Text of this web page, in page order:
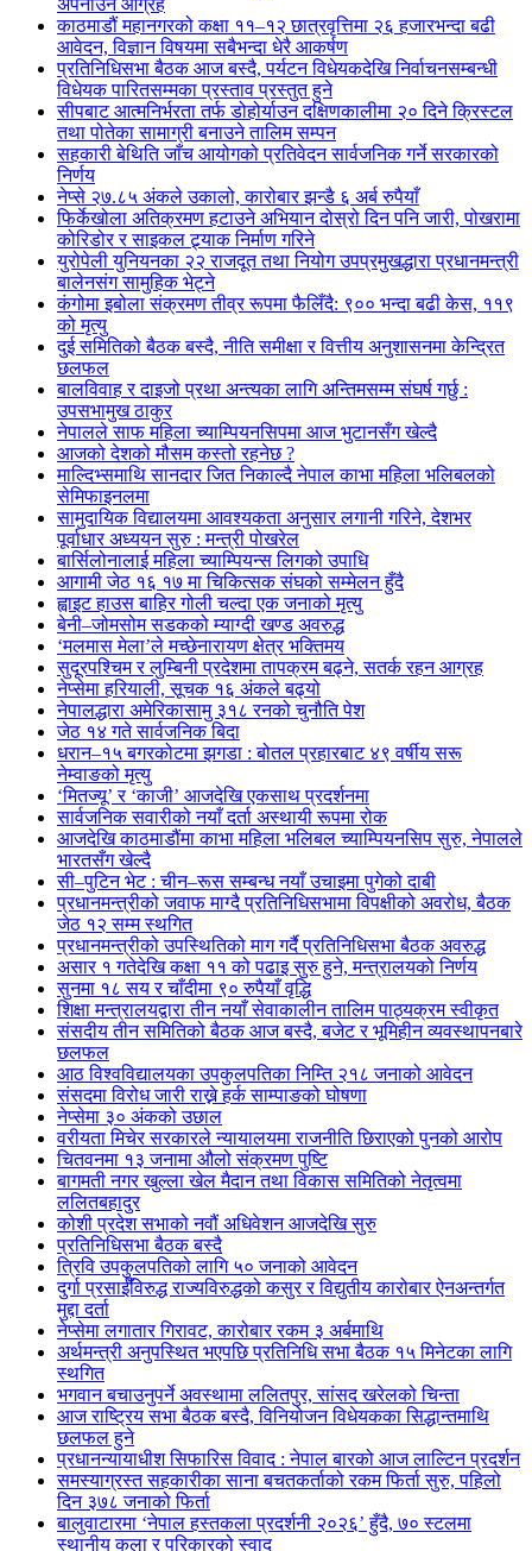
अपनाउन आग्रह
काठमाडौं महानगरको कक्षा ११–१२ छात्रवृत्तिमा २६ हजारभन्दा बढी
आवेदन, विज्ञान विषयमा सबैभन्दा धेरै आकर्षण
प्रतिनिधिसभा बैठक आज बस्दै, पर्यटन विधेयकदेखि निर्वाचनसम्बन्धी
विधेयक पारितसम्मका प्रस्ताव प्रस्तुत हुने
सीपबाट आत्मनिर्भरता तर्फ डोहोर्याउन दक्षिणकालीमा २० दिने क्रिस्टल
तथा पोतेका सामाग्री बनाउने तालिम सम्पन
सहकारी बेथिति जाँच आयोगको प्रतिवेदन सार्वजनिक गर्ने सरकारको
निर्णय
नेप्से २७.८५ अंकले उकालो, कारोबार झन्डै ६ अर्ब रुपैयाँ
फिर्केखोला अतिक्रमण हटाउने अभियान दोस्रो दिन पनि जारी, पोखरामा
कोरिडोर र साइकल ट्र्याक निर्माण गरिने
युरोपेली युनियनका २२ राजदूत तथा नियोग उपप्रमुखद्धारा प्रधानमन्त्री
बालेनसंग सामुहिक भेट्ने
कंगोमा इबोला संक्रमण तीव्र रूपमा फैलिँदै: ९०० भन्दा बढी केस, ११९
को मृत्यु
दुई समितिको बैठक बस्दै, नीति समीक्षा र वित्तीय अनुशासनमा केन्द्रित
छलफल
बालविवाह र दाइजो प्रथा अन्त्यका लागि अन्तिमसम्म संघर्ष गर्छु :
उपसभामुख ठाकुर
नेपालले साफ महिला च्याम्पियनसिपमा आज भुटानसँग खेल्दै
आजको देशको मौसम कस्तो रहनेछ ?
माल्दिभ्समाथि सानदार जित निकाल्दै नेपाल काभा महिला भलिबलको
सेमिफाइनलमा
सामुदायिक विद्यालयमा आवश्यकता अनुसार लगानी गरिने, देशभर
पूर्वाधार अध्ययन सुरु : मन्त्री पोखरेल
बार्सिलोनालाई महिला च्याम्पियन्स लिगको उपाधि
आगामी जेठ १६ १७ मा चिकित्सक संघको सम्मेलन हुँदै
ह्वाइट हाउस बाहिर गोली चल्दा एक जनाको मृत्यु
बेनी–जोमसोम सडकको म्याग्दी खण्ड अवरुद्ध
‘मलमास मेला’ले मच्छेनारायण क्षेत्र भक्तिमय
सुदूरपश्चिम र लुम्बिनी प्रदेशमा तापक्रम बढ्ने, सतर्क रहन आग्रह
नेप्सेमा हरियाली, सूचक १६ अंकले बढ्यो
नेपालद्धारा अमेरिकासामु ३१८ रनको चुनौति पेश
जेठ १४ गते सार्वजनिक बिदा
धरान–१५ बगरकोटमा झगडा : बोतल प्रहारबाट ४९ वर्षीय सरू
नेम्वाङको मृत्यु
‘मितज्यू’ र ‘काजी’ आजदेखि एकसाथ प्रदर्शनमा
सार्वजनिक सवारीको नयाँ दर्ता अस्थायी रूपमा रोक
आजदेखि काठमाडौंमा काभा महिला भलिबल च्याम्पियनसिप सुरु, नेपालले
भारतसँग खेल्दै
सी–पुटिन भेट : चीन–रूस सम्बन्ध नयाँ उचाइमा पुगेको दाबी
प्रधानमन्त्रीको जवाफ माग्दै प्रतिनिधिसभामा विपक्षीको अवरोध, बैठक
जेठ १२ सम्म स्थगित
प्रधानमन्त्रीको उपस्थितिको माग गर्दै प्रतिनिधिसभा बैठक अवरुद्ध
असार १ गतेदेखि कक्षा ११ को पढाइ सुरु हुने, मन्त्रालयको निर्णय
सुनमा १८ सय र चाँदीमा ९० रुपैयाँ वृद्धि
शिक्षा मन्त्रालयद्वारा तीन नयाँ सेवाकालीन तालिम पाठ्यक्रम स्वीकृत
संसदीय तीन समितिको बैठक आज बस्दै, बजेट र भूमिहीन व्यवस्थापनबारे
छलफल
आठ विश्वविद्यालयका उपकुलपतिका निम्ति २१८ जनाको आवेदन
संसदमा विरोध जारी राख्ने हर्क साम्पाङको घोषणा
नेप्सेमा ३० अंकको उछाल
वरीयता मिचेर सरकारले न्यायालयमा राजनीति छिराएको पुनको आरोप
चितवनमा १३ जनामा औलो संक्रमण पुष्टि
बागमती नगर खुल्ला खेल मैदान तथा विकास समितिको नेतृत्वमा
ललितबहादुर
कोशी प्रदेश सभाको नवौं अधिवेशन आजदेखि सुरु
प्रतिनिधिसभा बैठक बस्दै
त्रिवि उपकुलपतिको लागि ५० जनाको आवेदन
दुर्गा प्रसाईँविरुद्ध राज्यविरुद्धको कसुर र विद्युतीय कारोबार ऐनअन्तर्गत
मुद्दा दर्ता
नेप्सेमा लगातार गिरावट, कारोबार रकम ३ अर्बमाथि
अर्थमन्त्री अनुपस्थित भएपछि प्रतिनिधि सभा बैठक १५ मिनेटका लागि
स्थगित
भगवान बचाउनुपर्ने अवस्थामा ललितपुर, सांसद खरेलको चिन्ता
आज राष्ट्रिय सभा बैठक बस्दै, विनियोजन विधेयकका सिद्धान्तमाथि
छलफल हुने
प्रधानन्यायाधीश सिफारिस विवाद : नेपाल बारको आज लाल्टिन प्रदर्शन
समस्याग्रस्त सहकारीका साना बचतकर्ताको रकम फिर्ता सुरु, पहिलो
दिन ३७८ जनाको फिर्ता
बालुवाटारमा ‘नेपाल हस्तकला प्रदर्शनी २०२६’ हुँदै, ७० स्टलमा
स्थानीय कला र परिकारको स्वाद